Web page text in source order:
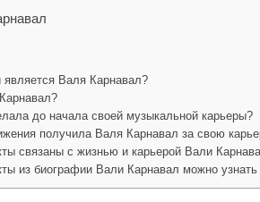
является Валя Карнавал?
до начала своей музыкальной карьеры?
получила Валя Карнавал за свою
связаны с жизнью и карьерой Вали
из биографии Вали Карнавал можно узнать